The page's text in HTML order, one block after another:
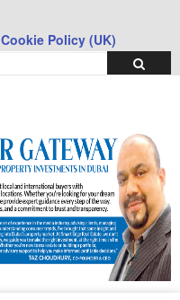
Cookie Policy (UK)